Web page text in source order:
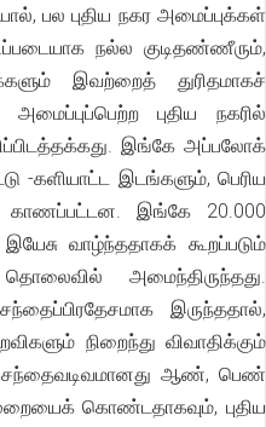
பல புதிய நகர அமைப்புக்கள்
நல்ல குடிதண்ணீரும்,
இவற்றைத் துரிதமாகச்
அமைப்புப்பெற்ற புதிய நகரில்
இங்கே அப்பலோக்
-களியாட்ட இடங்களும், பெரிய
இங்கே 20.000
வாழ்ந்ததாகக் கூறப்படும்
அமைந்திருந்தது.
இருந்ததால்,
நிறைந்து விவாதிக்கும்
சந்தைவடிவமானது ஆண், பெண்
கொண்டதாகவும், புதிய